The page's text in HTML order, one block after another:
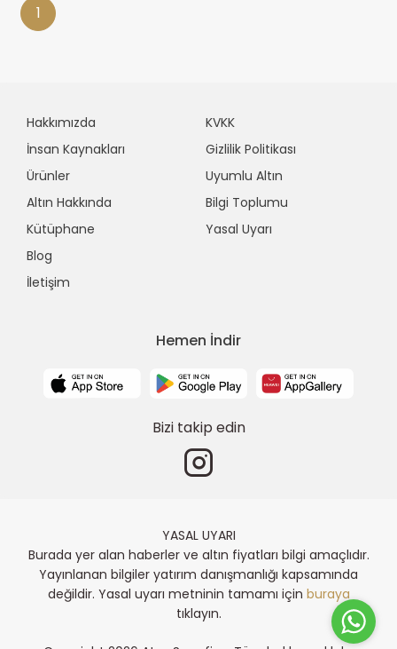
1
Hakkımızda
İnsan Kaynakları
Ürünler
Altın Hakkında
Kütüphane
Blog
İletişim
KVKK
Gizlilik Politikası
Uyumlu Altın
Bilgi Toplumu
Yasal Uyarı
Hemen İndir
Bizi takip edin
YASAL UYARI
Burada yer alan haberler ve altın fiyatları bilgi amaçlıdır.
Yayınlanan bilgiler yatırım danışmanlığı kapsamında
değildir. Yasal uyarı metninin tamamı için buraya
tıklayın.